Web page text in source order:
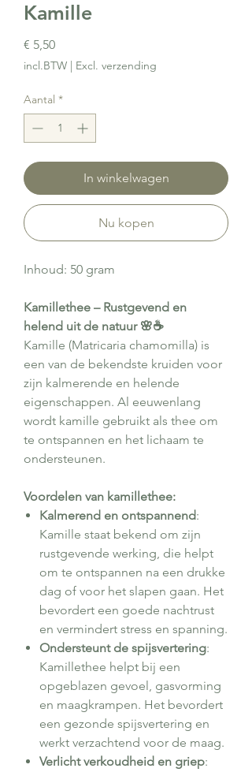
Kamille
€ 5,50Prijs
incl.BTW | Excl. verzending
Aantal *
In winkelwagen
Nu kopen
Inhoud: 50 gram
Kamillethee – Rustgevend en
helend uit de natuur 🌸☕
Kamille (Matricaria chamomilla) is
een van de bekendste kruiden voor
zijn kalmerende en helende
eigenschappen. Al eeuwenlang
wordt kamille gebruikt als thee om
te ontspannen en het lichaam te
ondersteunen.
Voordelen van kamillethee:
Kalmerend en ontspannend:
Kamille staat bekend om zijn
rustgevende werking, die helpt
om te ontspannen na een drukke
dag of voor het slapen gaan. Het
bevordert een goede nachtrust
en vermindert stress en spanning.
Ondersteunt de spijsvertering:
Kamillethee helpt bij een
opgeblazen gevoel, gasvorming
en maagkrampen. Het bevordert
een gezonde spijsvertering en
werkt verzachtend voor de maag.
Verlicht verkoudheid en griep: